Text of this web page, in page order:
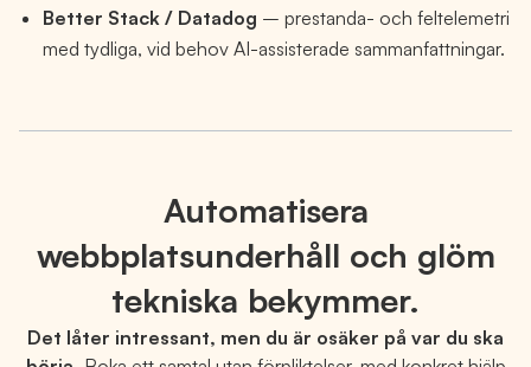
Better Stack / Datadog – prestanda- och feltelemetri
med tydliga, vid behov AI-assisterade sammanfattningar.
Automatisera
webbplatsunderhåll och glöm
tekniska bekymmer.
Det låter intressant, men du är osäker på var du ska